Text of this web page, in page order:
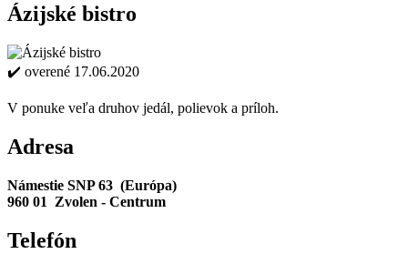
Ázijské bistro
✔️ overené 17.06.2020
V ponuke veľa druhov jedál, polievok a príloh.
Adresa
Námestie SNP 63 (Európa)
960 01 Zvolen - Centrum
Telefón